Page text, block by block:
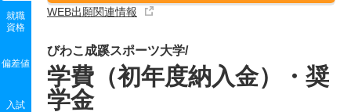
WEB出願関連情報
就職
資格
偏差値
入試
びわこ成蹊スポーツ大学/
学費（初年度納入金）・奨
学金